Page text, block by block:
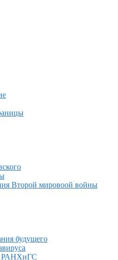
Второй мировоой войны
будущего
РАНХиГС